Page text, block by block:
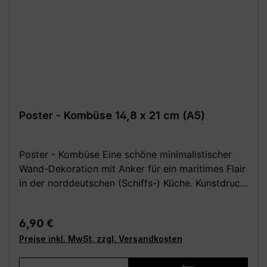
Poster - Kombüse 14,8 x 21 cm (A5)
Poster - Kombüse Eine schöne minimalistischer
Wand-Dekoration mit Anker für ein maritimes Flair
in der norddeutschen (Schiffs-) Küche. Kunstdruck
bzw. des Hauses. Festes, hochwertiges 250 g
Papier (matt). Poster ohne Rahmen und Deko.
Wähle aus den folgenden verschiedenen Größen
Regulärer Preis:
6,90 €
Preise inkl. MwSt. zzgl. Versandkosten